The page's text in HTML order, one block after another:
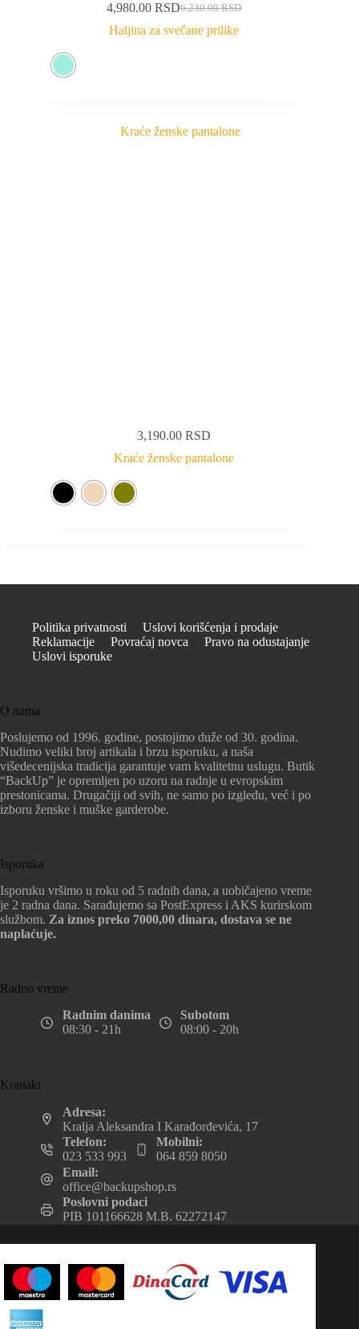
6,230.00RSD
4,980.00RSD
Haljina za svečane prilike
3,190.00RSD
Kraće ženske pantalone
Politika privatnosti
Uslovi korišćenja i prodaje
Reklamacije
Povraćaj novca
Pravo na odustajanje
Uslovi isporuke
O nama
Poslujemo od 1996. godine, postojimo duže od 30. godina.
Nudimo veliki broj artikala i brzu isporuku, a naša
višedecenijska tradicija garantuje vam kvalitetnu uslugu. Butik
“BackUp” je opremljen po uzoru na radnje u evropskim
prestonicama. Drugačiji od svih, ne samo po izgledu, već i po
izboru ženske i muške garderobe.
Isporuka
Isporuku vršimo u roku od 5 radnih dana, a uobičajeno vreme
je 2 radna dana. Sarađujemo sa PostExpress i AKS kurirskom
službom. Za iznos preko 7000,00 dinara, dostava se ne
naplaćuje.
Radno vreme
Radnim danima
08:30 - 21h
Subotom
08:00 - 20h
Kontakt
Adresa:
Kralja Aleksandra I Karađorđevića, 17
Telefon:
023 533 993
Mobilni:
064 859 8050
Email:
office@backupshop.rs
Poslovni podaci
PIB 101166628 M.B. 62272147